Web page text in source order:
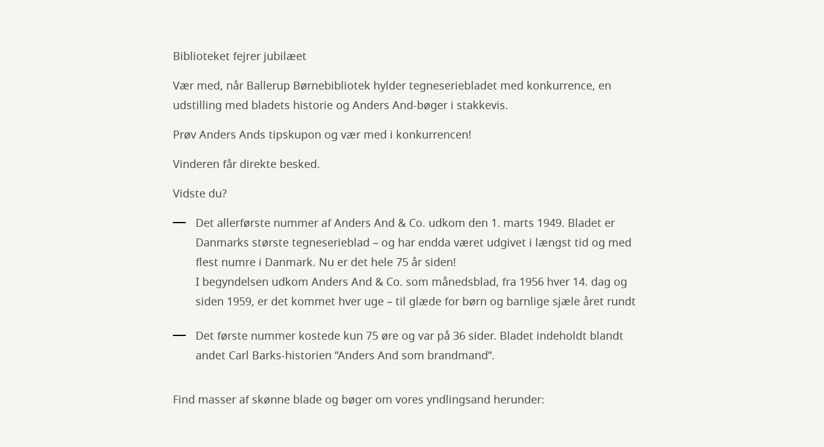
Biblioteket fejrer jubilæet
Vær med, når Ballerup Børnebibliotek hylder tegneseriebladet med konkurrence, en
udstilling med bladets historie og Anders And-bøger i stakkevis.
Prøv Anders Ands tipskupon og vær med i konkurrencen!
Vinderen får direkte besked.
Vidste du?
Det allerførste nummer af Anders And & Co. udkom den 1. marts 1949. Bladet er
Danmarks største tegneserieblad – og har endda været udgivet i længst tid og med
flest numre i Danmark. Nu er det hele 75 år siden!
I begyndelsen udkom Anders And & Co. som månedsblad, fra 1956 hver 14. dag og
siden 1959, er det kommet hver uge – til glæde for børn og barnlige sjæle året rundt
Det første nummer kostede kun 75 øre og var på 36 sider. Bladet indeholdt blandt
andet Carl Barks-historien ”Anders And som brandmand”.
Find masser af skønne blade og bøger om vores yndlingsand herunder: